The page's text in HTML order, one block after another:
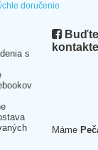
doručenie
s
Máme